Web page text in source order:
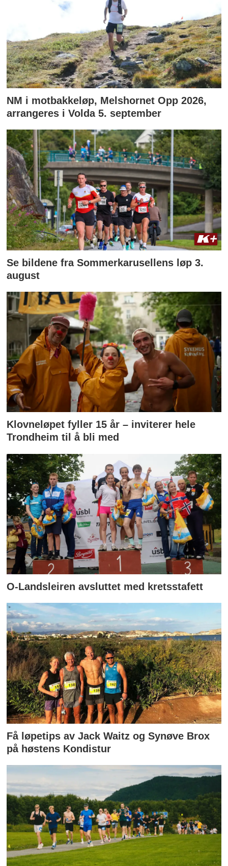
NM i motbakkeløp, Melshornet Opp 2026,
arrangeres i Volda 5. september
Se bildene fra Sommerkarusellens løp 3.
august
Klovneløpet fyller 15 år – inviterer hele
Trondheim til å bli med
O-Landsleiren avsluttet med kretsstafett
Få løpetips av Jack Waitz og Synøve Brox
på høstens Kondistur